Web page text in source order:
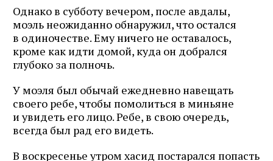
Однако в субботу вечером, после авдалы,
моэль неожиданно обнаружил, что остался
в одиночестве. Ему ничего не оставалось,
кроме как идти домой, куда он добрался
глубоко за полночь.
У моэля был обычай ежедневно навещать
своего ребе, чтобы помолиться в миньяне
и увидеть его лицо. Ребе, в свою очередь,
всегда был рад его видеть.
В воскресенье утром хасид постарался попасть